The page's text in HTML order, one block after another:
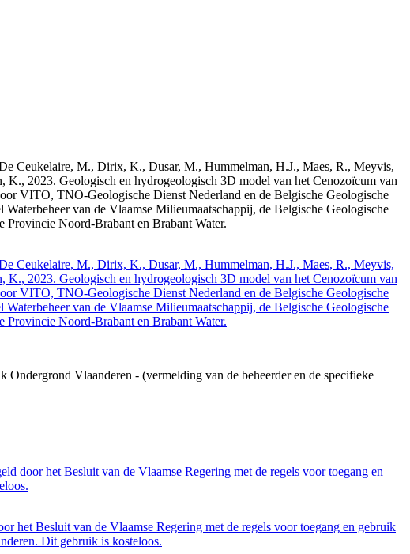
Ceukelaire, M., Dirix, K., Dusar, M., Hummelman, H.J., Maes, R., Meyvis,
2023. Geologisch en hydrogeologisch 3D model van het Cenozoïcum van
VITO, TNO-Geologische Dienst Nederland en de Belgische Geologische
van de Vlaamse Milieumaatschappij, de Belgische Geologische
Noord-Brabant en Brabant Water.
Ceukelaire, M., Dirix, K., Dusar, M., Hummelman, H.J., Maes, R., Meyvis,
2023. Geologisch en hydrogeologisch 3D model van het Cenozoïcum van
VITO, TNO-Geologische Dienst Nederland en de Belgische Geologische
van de Vlaamse Milieumaatschappij, de Belgische Geologische
Noord-Brabant en Brabant Water.
Vlaanderen - (vermelding van de beheerder en de specifieke
door het Besluit van de Vlaamse Regering met de regels voor toegang en
het Besluit van de Vlaamse Regering met de regels voor toegang en gebruik
Dit gebruik is kosteloos.